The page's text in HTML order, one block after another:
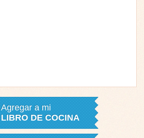
Agregar a mi
LIBRO DE COCINA